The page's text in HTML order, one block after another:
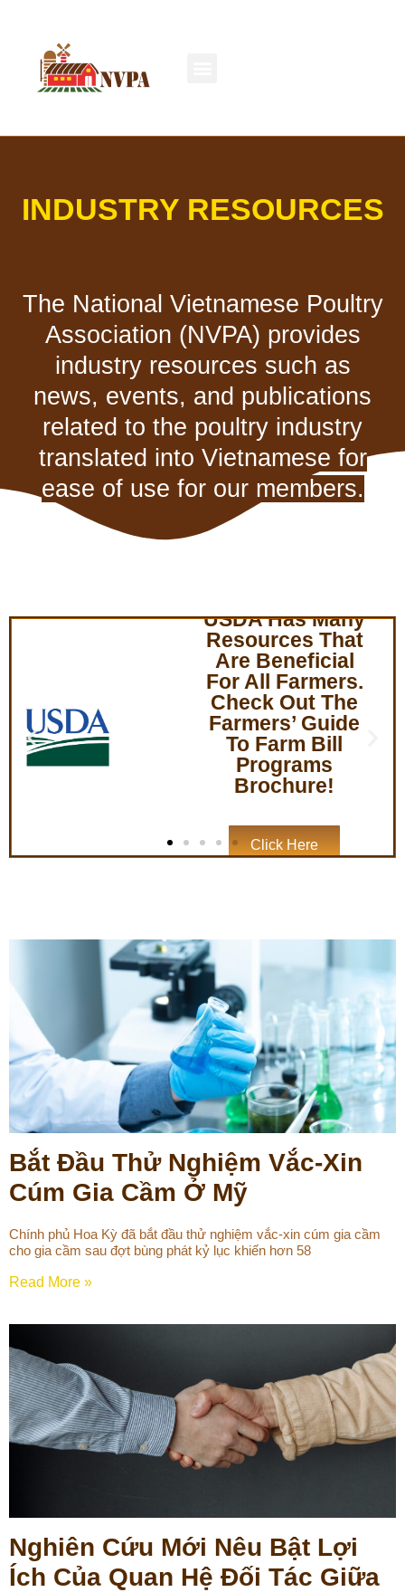
INDUSTRY RESOURCES
The National Vietnamese Poultry
Association (NVPA) provides
industry resources such as
news, events, and publications
related to the poultry industry
translated into Vietnamese for
ease of use for our members.
FDA Food And
DrugAdministration
Agriculture's Food Safety And
Click Here
Bắt Đầu Thử Nghiệm Vắc-Xin
Cúm Gia Cầm Ở Mỹ
Chính phủ Hoa Kỳ đã bắt đầu thử nghiệm vắc-xin cúm gia cầm
cho gia cầm sau đợt bùng phát kỷ lục khiến hơn 58
Read More »
Nghiên Cứu Mới Nêu Bật Lợi
Ích Của Quan Hệ Đối Tác Giữa